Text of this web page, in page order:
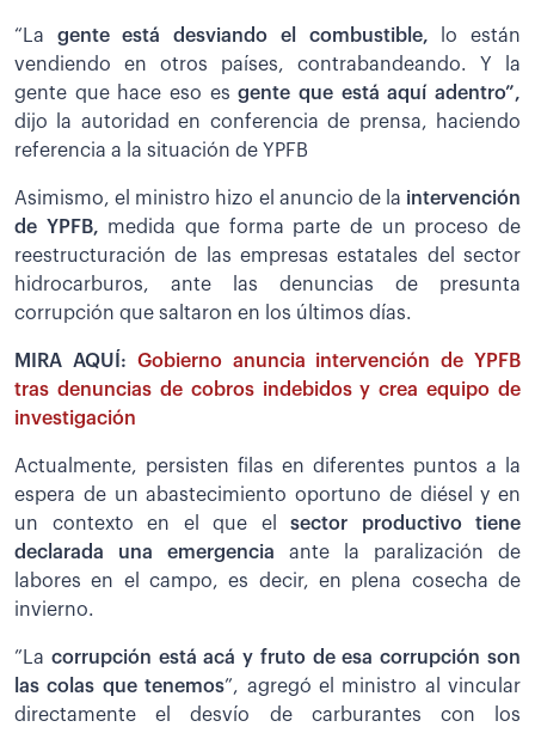
“La gente está desviando el combustible, lo están
vendiendo en otros países, contrabandeando. Y la
gente que hace eso esgente que está aquí adentro”,
dijo la autoridad en conferencia de prensa, haciendo
referencia a la situación de YPFB
Asimismo, el ministro hizo el anuncio de la intervención
de YPFB, medida que forma parte de un proceso de
reestructuración de las empresas estatales del sector
hidrocarburos, ante las denuncias de presunta
corrupción que saltaron en los últimos días.
MIRA AQUÍ: Gobierno anuncia intervención de YPFB
tras denuncias de cobros indebidos y crea equipo de
investigación
Actualmente, persisten filas en diferentes puntos a la
espera de un abastecimiento oportuno de diésel y en
un contexto en el que el
sector productivo tiene
declarada una emergencia ante la paralización de
labores en el campo, es decir, en plena cosecha de
invierno.
”La corrupción está acá y fruto de esa corrupción son
las colas que tenemos”, agregó el ministro al vincular
directamente el desvío de carburantes con los